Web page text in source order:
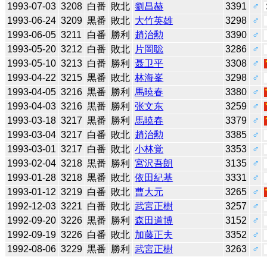
1993-07-03 3208 白番 敗北 劉昌赫 3391
♂
1993-06-24 3209 黒番 敗北 大竹英雄 3298
♂
1993-06-05 3211 白番 勝利 趙治勲 3390
♂
1993-05-20 3212 白番 敗北 片岡聡 3286
♂
1993-05-10 3213 白番 勝利 聂卫平 3308
♂
1993-04-22 3215 黒番 敗北 林海峯 3298
♂
1993-04-05 3216 黒番 勝利 馬暁春 3380
♂
1993-04-03 3216 黒番 勝利 张文东 3259
♂
1993-03-18 3217 黒番 勝利 馬暁春 3379
♂
1993-03-04 3217 白番 敗北 趙治勲 3385
♂
1993-03-01 3217 白番 敗北 小林覚 3353
♂
1993-02-04 3218 黒番 勝利 宮沢吾朗 3135
♂
1993-01-28 3218 黒番 敗北 依田紀基 3331
♂
1993-01-12 3219 白番 敗北 曹大元 3265
♂
1992-12-03 3221 白番 敗北 武宮正樹 3257
♂
1992-09-20 3226 黒番 勝利 森田道博 3152
♂
1992-09-19 3226 白番 敗北 加藤正夫 3352
♂
1992-08-06 3229 黒番 勝利 武宮正樹 3263
♂